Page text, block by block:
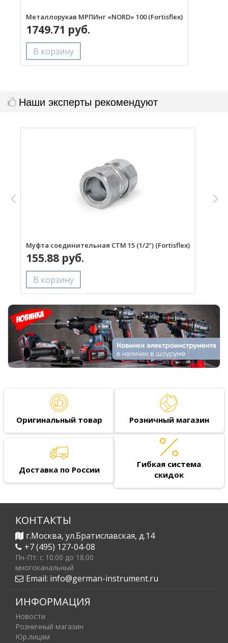
Металлорукав МРПИнг «NORD» 100 (Fortisflex)
1749.71 руб.
Наши эксперты рекомендуют
Муфта соединительная СТМ 15 (1/2") (Fortisflex)
155.88 руб.
Оригинальный товар Розничный магазин
Доставка по России
Гибкая система
скидок
КОНТАКТЫ
г.Москва, ул.Братиславская, д.14
+7 (495) 127-04-08
Пн-Пт: c 10.00 до 18.00
многоканальный
Email: info@german-instrument.ru
ИНФОРМАЦИЯ
Новости
Розничный магазин
Юр.лицам